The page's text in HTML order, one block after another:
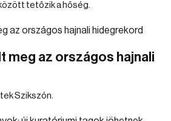
tetőzik a hőség.
meg az országos hajnali
Szikszón.